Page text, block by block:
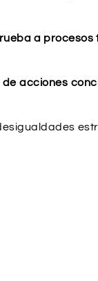
a procesos
acciones